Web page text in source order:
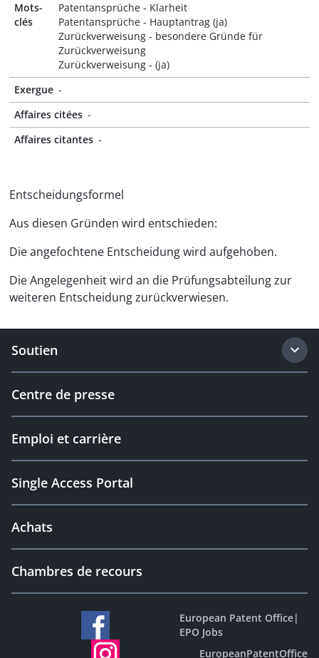
Mots-
clés
Patentansprüche - Klarheit
Patentansprüche - Hauptantrag (ja)
Zurückverweisung - besondere Gründe für
Zurückverweisung
Zurückverweisung - (ja)
Exergue -
Affaires citées -
Affaires citantes -
Entscheidungsformel
Aus diesen Gründen wird entschieden:
Die angefochtene Entscheidung wird aufgehoben.
Die Angelegenheit wird an die Prüfungsabteilung zur
weiteren Entscheidung zurückverwiesen.
Soutien
Centre de presse
Emploi et carrière
Single Access Portal
Achats
Chambres de recours
European Patent Office|
EPO Jobs
EuropeanPatentOffice